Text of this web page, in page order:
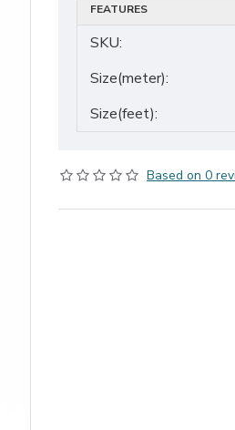
FEATURES
SKU:
Size(meter):
Size(feet):
Based on 0